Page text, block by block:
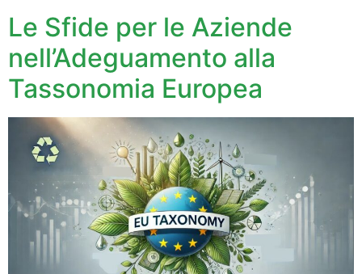
Le Sfide per le Aziende
nell’Adeguamento alla
Tassonomia Europea